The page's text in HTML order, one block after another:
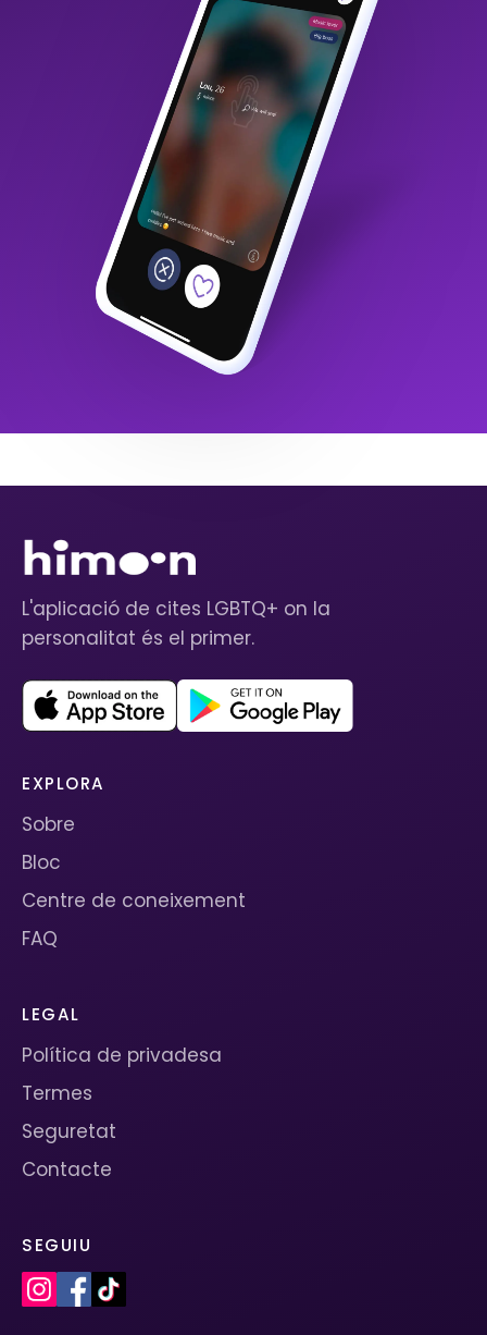
L'aplicació de cites LGBTQ+ on la
personalitat és el primer.
EXPLORA
Sobre
Bloc
Centre de coneixement
FAQ
LEGAL
Política de privadesa
Termes
Seguretat
Contacte
SEGUIU